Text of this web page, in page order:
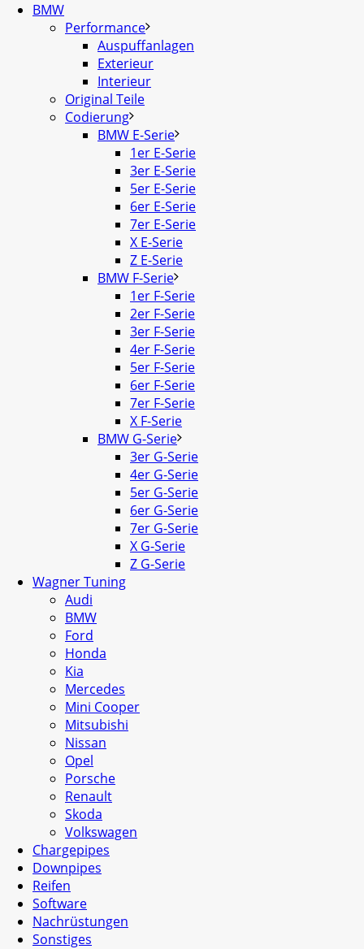
BMW
Performance
Auspuffanlagen
Exterieur
Interieur
Original Teile
Codierung
BMW E-Serie
1er E-Serie
3er E-Serie
5er E-Serie
6er E-Serie
7er E-Serie
X E-Serie
Z E-Serie
BMW F-Serie
1er F-Serie
2er F-Serie
3er F-Serie
4er F-Serie
5er F-Serie
6er F-Serie
7er F-Serie
X F-Serie
BMW G-Serie
3er G-Serie
4er G-Serie
5er G-Serie
6er G-Serie
7er G-Serie
X G-Serie
Z G-Serie
Wagner Tuning
Audi
BMW
Ford
Honda
Kia
Mercedes
Mini Cooper
Mitsubishi
Nissan
Opel
Porsche
Renault
Skoda
Volkswagen
Chargepipes
Downpipes
Reifen
Software
Nachrüstungen
Sonstiges